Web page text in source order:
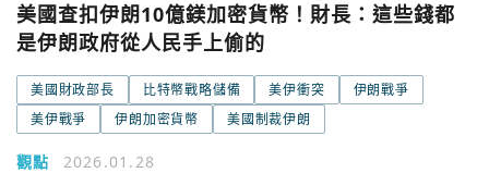
美國查扣伊朗10億鎂加密貨幣！財長：這些錢都
是伊朗政府從人民手上偷的
美國財政部長 比特幣戰略儲備 美伊衝突
伊朗戰爭
美伊戰爭
伊朗加密貨幣 美國制裁伊朗
觀點 2026.01.28